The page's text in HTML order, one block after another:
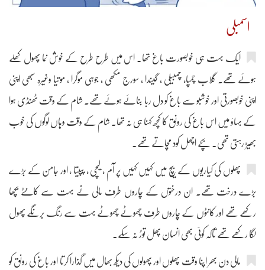
اسمبلی
ایک بہت ہی خوبصورت باغ تھا۔ اس میں طرح طرح کے خوش نما پھول کھلے
ہوئے تھے۔ گلاب چمپا، چمبیلی ، گیندا ، سورج مکھی ، جوہی موگرا ، موتیا وغیرہ سبھی اپنی
اپنی خوبصورتی اور خوشبو سے باغ کو دل ربا بنائے ہوئے تھے۔ شام کے وقت ٹھنڈی ہوا
کے بہاؤ میں اس باغ کی رونق کا کچھ کہنا ہی نہ تھا۔ شام کے وقت وہاں لوگوں کی خوب
بھیڑ رہتی تھی۔ بچے اچھل کود مچاتے تھے۔
پھلوں کی کیاریوں کے بیچ میں کہیں کہیں پر آم ، لیچی ، پپیتا ، اور جامن کے بڑے
بڑے درخت تھے۔ ان درختوں کے چاروں طرف مالی نے بہت سے کانٹے بچھا
رکھے تھے اور کانٹوں کے چاروں طرف چھوٹے چھوٹے بہت سے رنگ برنگے پھول
لگا رکھے تھے تاکہ کوئی بھی انسان پھل توڑ نہ سکے۔
مالی دن بھر اپنا وقت پھلوں اور پھولوں کی دیکھ بھال میں گذارا کرتا اور باغ کی رونق کو